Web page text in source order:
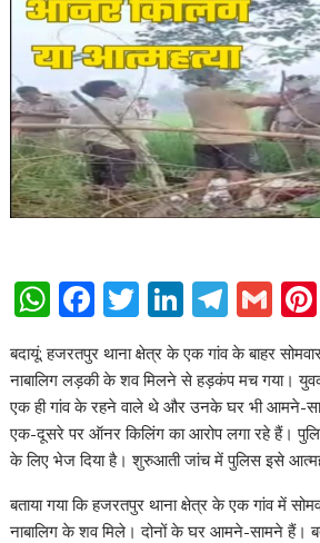
W
at
s
A
p
p
F
e
b
o
o
k
T
w
itt
er
Li
k
e
dI
n
T
el
e
gr
a
m
G
m
ai
l
बदायूं: हजरतपुर थाना क्षेत्र के एक गांव के बाहर
नाबालिग लड़की के शव मिलने से हड़कंप मच गया।
एक ही गांव के रहने वाले थे और उनके घर भी आमने-
एक-दूसरे पर ऑनर किलिंग का आरोप लगा रहे हैं। पुलिस
के लिए भेज दिया है। शुरुआती जांच में पुलिस इसे
बताया गया कि हजरतपुर थाना क्षेत्र के एक गांव में
नाबालिग के शव मिले। दोनों के घर आमने-सामने हैं।